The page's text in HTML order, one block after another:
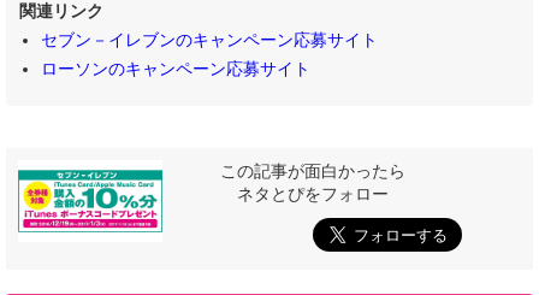
関連リンク
セブン－イレブンのキャンペーン応募サイト
ローソンのキャンペーン応募サイト
この記事が面白かったら
ネタとぴをフォロー